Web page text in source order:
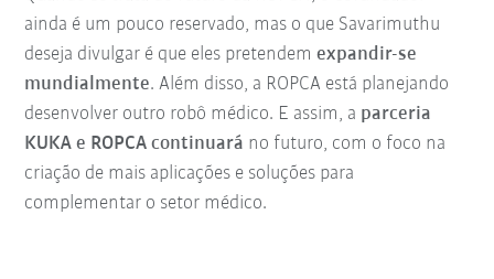
ainda é um pouco reservado, mas o que Savarimuthu
deseja divulgar é que eles pretendemexpandir-se
mundialmente. Além disso, a ROPCA está planejando
desenvolver outro robô médico. E assim, a parceria
KUKA e ROPCA continuará no futuro, com o foco na
criação de mais aplicações e soluções para
complementar o setor médico.